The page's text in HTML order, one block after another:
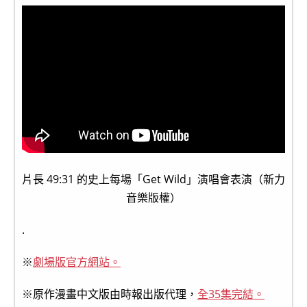
片長 49:31 的史上每場「Get Wild」演唱會表演（新力
音樂版權）
.
※劇場版官方網站。
※原作漫畫中文版由時報出版代理， 全35集完結。